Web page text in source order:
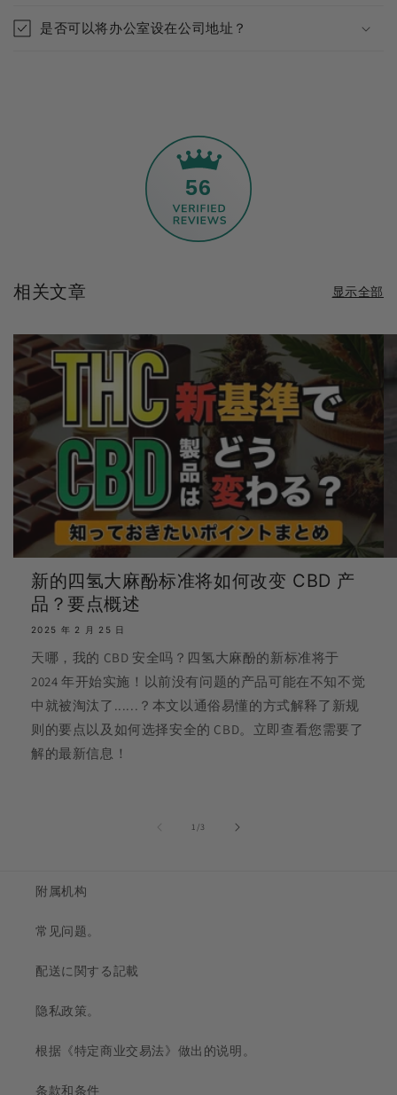
是否可以将办公室设在公司地址？
56
相关文章 显示全部
新的四氢大麻酚标准将如何改变 CBD 产
品？要点概述
2025 年 2 月 25 日
天哪，我的 CBD 安全吗？四氢大麻酚的新标准将于
2024 年开始实施！以前没有问题的产品可能在不知不觉
中就被淘汰了......？本文以通俗易懂的方式解释了新规
则的要点以及如何选择安全的 CBD。立即查看您需要了
解的最新信息！
1 /的...
3
附属机构
常见问题。
配送に関する記載
隐私政策。
根据《特定商业交易法》做出的说明。
条款和条件